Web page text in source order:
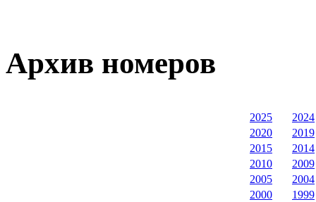
Архив номеров
2025
2024
2020
2019
2015
2014
2010
2009
2005
2004
2000
1999